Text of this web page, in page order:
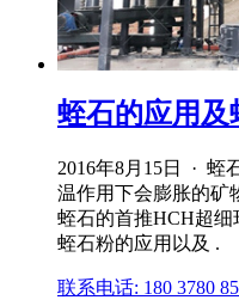
蛭石的应用及
2016年8月15日 · 蛭
温作用下会膨胀的矿
蛭石的首推HCH超
蛭石粉的应用以及 .
联系电话: 180 3780